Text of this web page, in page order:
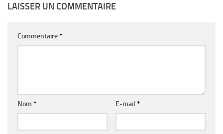
LAISSER UN COMMENTAIRE
Commentaire*
Nom * E-mail *